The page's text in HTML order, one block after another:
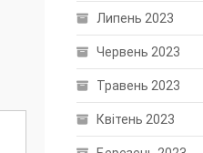
Липень 2023
Червень 2023
Травень 2023
Квітень 2023